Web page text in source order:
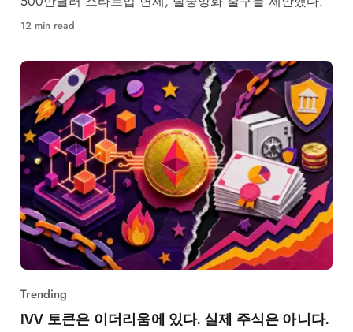
12 min read
Trending
IVV 토큰은 이더리움에 있다. 실제 주식은 아니다.